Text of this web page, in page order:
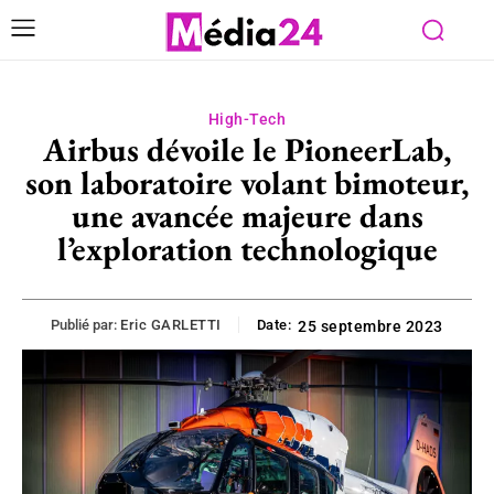
High-Tech
Airbus dévoile le PioneerLab,
son laboratoire volant bimoteur,
une avancée majeure dans
l’exploration technologique
Publié par: Eric GARLETTI Date: 25 septembre 2023